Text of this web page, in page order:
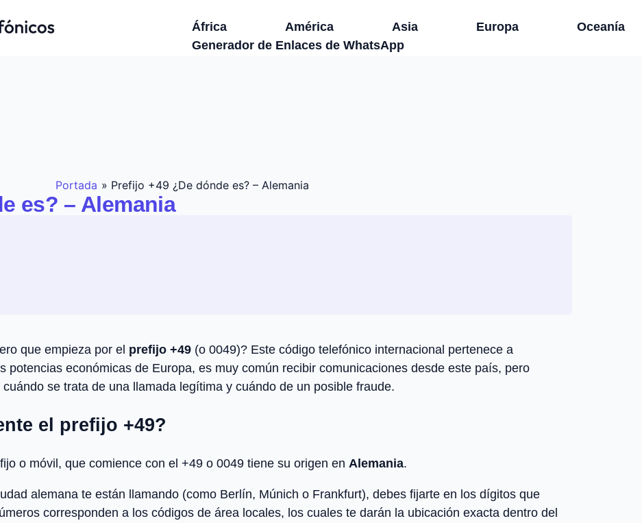
África América Asia Europa
Oceanía
Generador de Enlaces de WhatsApp
Portada » Prefijo +49 ¿De dónde es? – Alemania
es? – Alemania
que empieza por el prefijo +49 (o 0049)? Este código telefónico internacional pertenece a
potencias económicas de Europa, es muy común recibir comunicaciones desde este país, pero
se trata de una llamada legítima y cuándo de un posible fraude.
el prefijo +49?
o móvil, que comience con el +49 o 0049 tiene su origen en Alemania.
alemana te están llamando (como Berlín, Múnich o Frankfurt), debes fijarte en los dígitos que
corresponden a los códigos de área locales, los cuales te darán la ubicación exacta dentro del